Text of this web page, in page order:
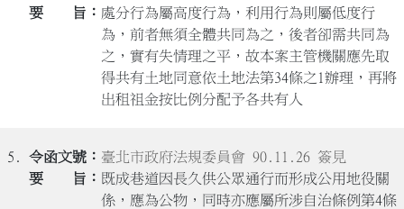
處分行為屬高度行為，利用行為則屬低度行
為，前者無須全體共同為之，後者卻需共同為
之，實有失情理之平，故本案主管機關應先取
得共有土地同意依土地法第34條之1辦理，再將
出租祖金按比例分配予各共有人
5.
臺北市政府法規委員會 90.11.26 簽見
既成巷道因長久供公眾通行而形成公用地役關
係，應為公物，同時亦應屬所涉自治條例第4條